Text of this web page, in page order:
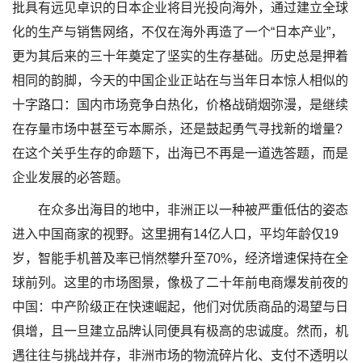
批具有远见卓识的日本企业将目光投向海外，通过建立全球
化的生产与销售网络，不仅在海外再造了一个“日本产业”，
更为其后来的三十年奠定了坚实的生存基础。历史总是押着
相同的韵脚，今天的中国企业正站在与当年日本惊人相似的
十字路口：国内市场竞争白热化，价格战硝烟弥漫，是继续
在存量市场中甚至亏本厮杀，还是鼓起勇气寻找新的增量?
在这个关乎生存的命题下，出海已不再是一道选答题，而是
企业发展的必答题。
在众多出海目的地中，非洲正以一种被严重低估的姿态
进入中国商家的视野。这里拥有14亿人口，平均年龄仅19
岁，智能手机普及率已悄然攀升至70%，经济增速保持在全
球前列。这里的市场图景，像极了二十年前电商爆发前夜的
中国：中产阶级正在快速崛起，他们对优质商品的渴望与日
俱增，且一旦建立品牌认同便具有极高的忠诚度。然而，机
遇往往与挑战并存，非洲市场的物流碎片化、支付不透明以